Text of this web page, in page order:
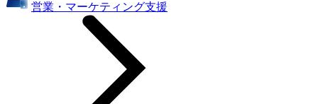
営業・マーケティング支援